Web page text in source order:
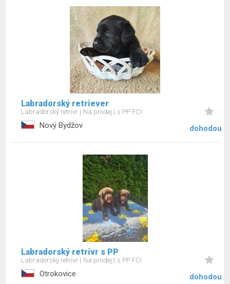
Labradorský retriever
Labradorský retrívr Na prodej s PP FCI
Nový Bydžov dohodou
Labradorský retrívr s PP
Labradorský retrívr Na prodej s PP FCI
Otrokovice dohodou